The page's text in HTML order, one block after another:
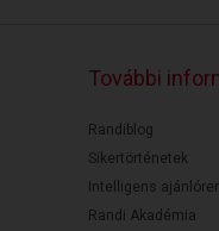
További
Randiblog
Sikertörténetek
Intelligens
Randi Akadémia